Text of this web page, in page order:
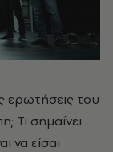
ερωτήσεις του
Τι σημαίνει
να είσαι